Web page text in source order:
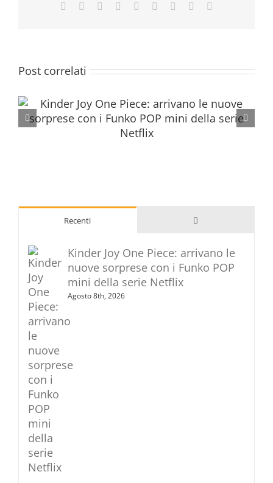
Facebook
TwitterReddit LinkedInWhatsApp
TumblrPinterest
Post correlati
Recenti Commenti
Kinder Joy One Piece: arrivano le
nuove sorprese con i Funko POP
mini della serie Netflix
Agosto 8th, 2026